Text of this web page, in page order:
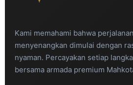
Kami memahami bahwa
menyenangkan dimulai dengan
nyaman. Percayakan setiap
bersama armada premium